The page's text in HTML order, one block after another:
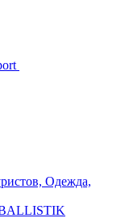
Одежда,
BALLISTIK